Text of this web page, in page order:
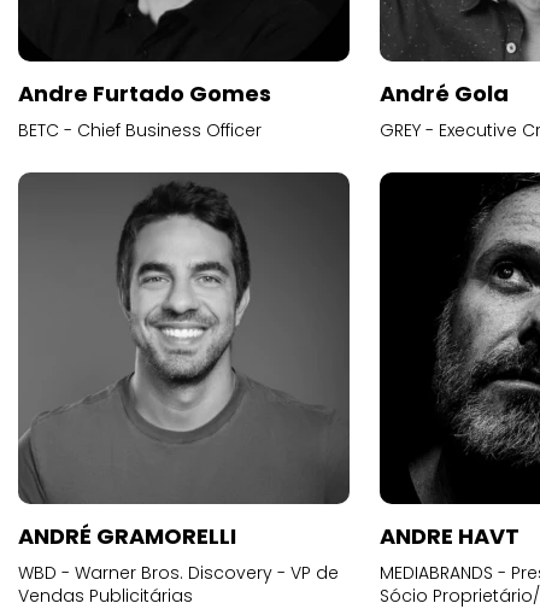
Andre Furtado Gomes
BETC - Chief Business Officer
André Gola
GREY - Executive
ANDRÉ GRAMORELLI
WBD - Warner Bros. Discovery - VP de
Vendas Publicitárias
ANDRE HAVT
MEDIABRANDS -
Sócio